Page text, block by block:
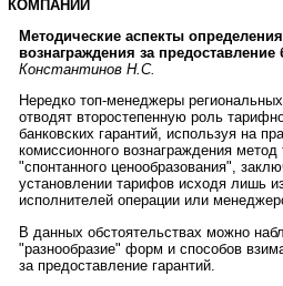
КОМПАНИЙ
Методические аспекты
вознаграждения за предоставление
Константинов Н.С.
Нередко топ-менеджеры
отводят второстепенную роль
банковских гарантий, используя на
комиссионного вознаграждения метод
"спонтанного ценообразования",
установлении тарифов исходя лишь
исполнителей операции или
В данных обстоятельствах можно
"разнообразие" форм и способов
за предоставление гарантий.